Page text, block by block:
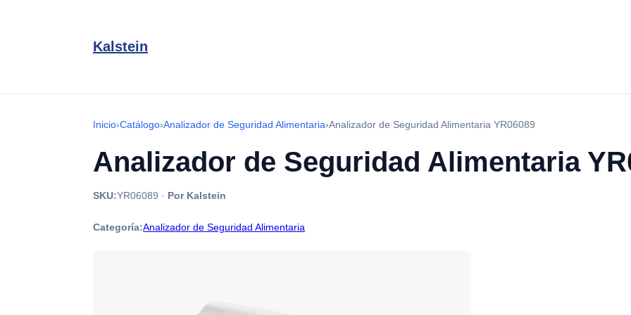
Kalstein
Inicio›Catálogo›Analizador de Seguridad Alimentaria›Analizador de Seguridad Alimentaria YR06089
Analizador de Seguridad Alimentaria
SKU:YR06089 · Por Kalstein
Categoría:Analizador de Seguridad Alimentaria